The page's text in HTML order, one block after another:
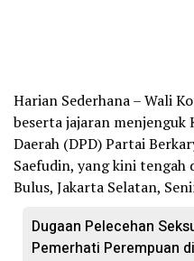
Harian Sederhana – Wali
beserta jajaran menjenguk
Daerah (DPD) Partai
Saefudin, yang kini tengah
Bulus, Jakarta Selatan,
Dugaan Pelecehan
Pemerhati Perempuan